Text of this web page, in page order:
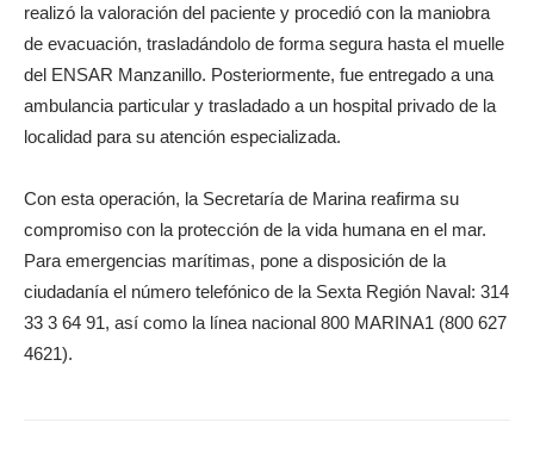
realizó la valoración del paciente y procedió con la maniobra
de evacuación, trasladándolo de forma segura hasta el muelle
del ENSAR Manzanillo. Posteriormente, fue entregado a una
ambulancia particular y trasladado a un hospital privado de la
localidad para su atención especializada.
Con esta operación, la Secretaría de Marina reafirma su
compromiso con la protección de la vida humana en el mar.
Para emergencias marítimas, pone a disposición de la
ciudadanía el número telefónico de la Sexta Región Naval: 314
33 3 64 91, así como la línea nacional 800 MARINA1 (800 627
4621).